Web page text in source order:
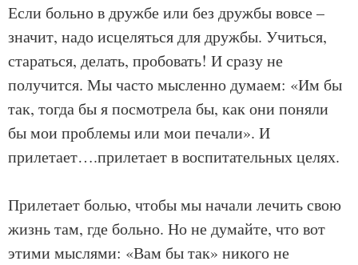
Если больно в дружбе или без дружбы вовсе –
значит, надо исцеляться для дружбы. Учиться,
стараться, делать, пробовать! И сразу не
получится. Мы часто мысленно думаем: «Им бы
так, тогда бы я посмотрела бы, как они поняли
бы мои проблемы или мои печали». И
прилетает….прилетает в воспитательных целях.
Прилетает болью, чтобы мы начали лечить свою
жизнь там, где больно. Но не думайте, что вот
этими мыслями: «Вам бы так» никого не